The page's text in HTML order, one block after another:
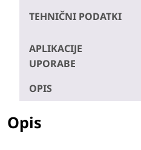
OPIS
TEHNIČNI PODATKI
APLIKACIJE
UPORABE
Opis